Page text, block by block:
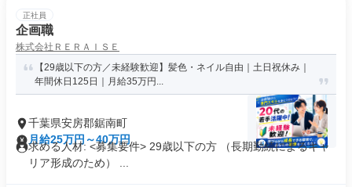
正社員
企画職
株式会社ＲＥＲＡＩＳＥ
【29歳以下の方／未経験歓迎】髪色・ネイル自由｜土日祝休み｜
年間休日125日｜月給35万円...
千葉県安房郡鋸南町
月給25万円～40万円
求める人材: <募集要件> 29歳以下の方 （長期勤続によるキャ
リア形成のため） ...